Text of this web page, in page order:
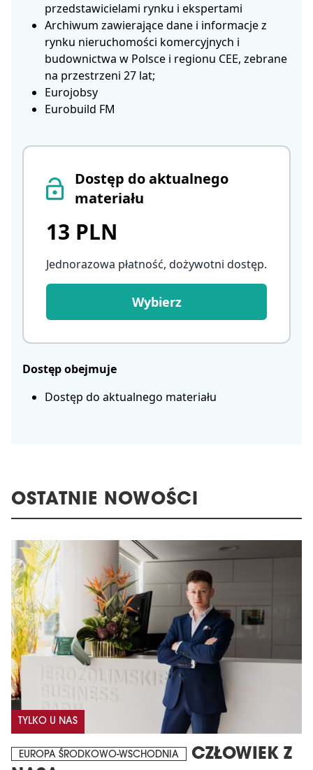
Dostęp do aktualnego
materiału
13 PLN
Jednorazowa płatność, dożywotni dostęp.
Wybierz
Dostęp obejmuje
Dostęp do aktualnego materiału
przedstawicielami rynku i ekspertami
Archiwum zawierające dane i informacje z
rynku nieruchomości komercyjnych i
budownictwa w Polsce i regionu CEE, zebrane
na przestrzeni 27 lat;
Eurojobsy
Eurobuild FM
OSTATNIE NOWOŚCI
TYLKO U NAS
EUROPA ŚRODKOWO-WSCHODNIA
CZŁOWIEK Z